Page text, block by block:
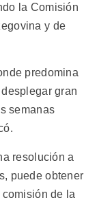
la Comisión
y de
predomina
gran
semanas
resolución a
puede obtener
de la